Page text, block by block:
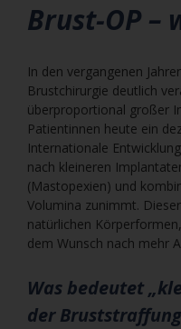
Brust-OP –
In den vergangenen
Brustchirurgie deutlich
überproportional großer
Patientinnen heute ein
Internationale
nach kleineren
(Mastopexien) und
Volumina zunimmt.
natürlichen
dem Wunsch nach mehr
Was bedeutet
der